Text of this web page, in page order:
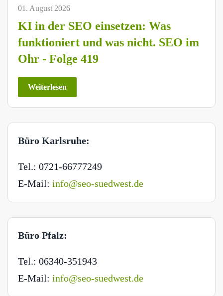
01. August 2026
KI in der SEO einsetzen: Was
funktioniert und was nicht. SEO im
Ohr - Folge 419
Weiterlesen
Büro Karlsruhe:
Tel.: 0721-66777249
E-Mail: info@seo-suedwest.de
Büro Pfalz:
Tel.: 06340-351943
E-Mail: info@seo-suedwest.de